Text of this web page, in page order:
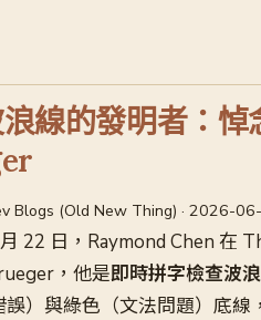
線的發明者：
Blogs (Old New Thing) · 2026-
22 日，Raymond Chen 在
，他是即時拼字檢查波
）與綠色（文法問題）底線